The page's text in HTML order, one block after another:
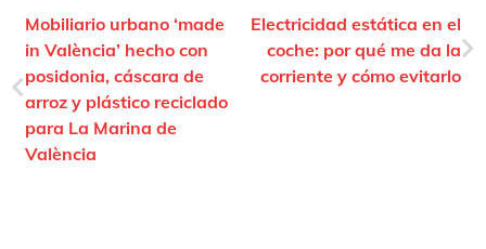
Mobiliario urbano ‘made
in València’ hecho con
posidonia, cáscara de
arroz y plástico reciclado
para La Marina de
València
Electricidad estática en el
coche: por qué me da la
corriente y cómo evitarlo